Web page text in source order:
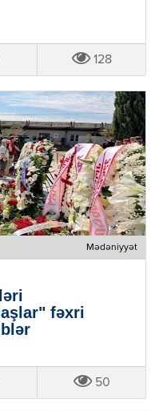
128
Mədəniyyət
fəxri
50